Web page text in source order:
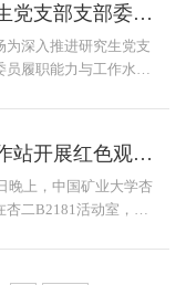
题教育实践活动。这是
共建活动，共37名党
重温革命历史，感悟
资源学院举办研究生党支部支部委员培训会
为深入推进研究生党支
员履职能力与工作水
办公室主任陈玉国主
届硕士毕业生王炜光校
享。王炜光以“基层党
杏二楼学生党员工作站开展红色观影活动
晚上，中国矿业大学杏
二B2181活动室，举